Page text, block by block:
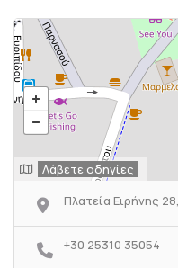
Λάβετε οδηγίες
Πλατεία Ειρήνης
+30 25310 35054